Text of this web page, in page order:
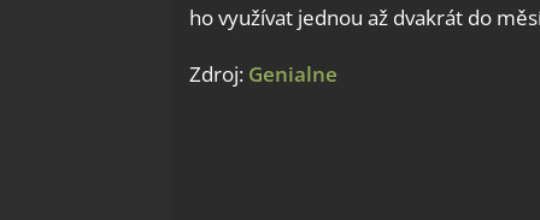
ho využívat jednou až dvakrát do
Zdroj: Genialne